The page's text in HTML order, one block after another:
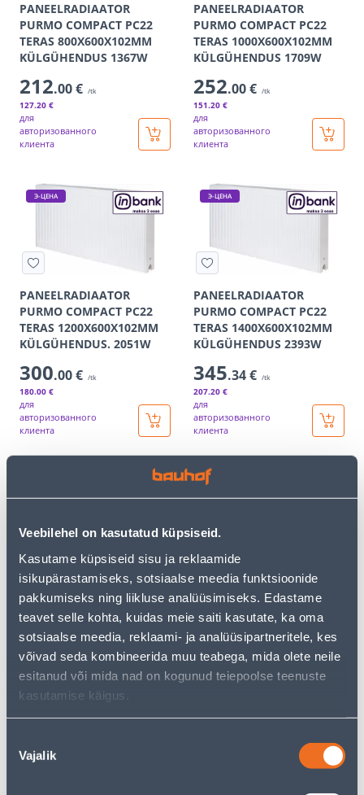
Veebilehel on kasutatud küpsiseid.
Kasutame küpsiseid sisu ja reklaamide
isikupärastamiseks, sotsiaalse meedia funktsioonide
pakkumiseks ning liikluse analüüsimiseks. Edastame
teavet selle kohta, kuidas meie saiti kasutate, ka oma
sotsiaalse meedia, reklaami- ja analüüsipartneritele, kes
võivad seda kombineerida muu teabega, mida olete neile
esitanud või mida nad on kogunud teiepoolse teenuste
kasutamise käigus.
valik
Vajalik
PANEELRADIAATOR
PURMO COMPACT PC22
TERAS 800X600X102MM
KÜLGÜHENDUS 1367W
212.00 € /tk
127.20 €
для
авторизованного
клиента
PANEELRADIAATOR
PURMO COMPACT PC22
TERAS 1000X600X102MM
KÜLGÜHENDUS 1709W
252.00 € /tk
151.20 €
для
авторизованного
клиента
Э-ЦЕНА
PANEELRADIAATOR
PURMO COMPACT PC22
TERAS 1200X600X102MM
KÜLGÜHENDUS. 2051W
300.00 € /tk
180.00 €
для
авторизованного
клиента
Э-ЦЕНА
PANEELRADIAATOR
PURMO COMPACT PC22
TERAS 1400X600X102MM
KÜLGÜHENDUS 2393W
345.34 € /tk
207.20 €
для
авторизованного
клиента
TERASRADIAATOR INVENA
K22 KÜLGÜHENDUSEGA
600X550X104MM 1010W
91.87 €
55.12 €
для
клиента
Э-ЦЕНА
TERASRADIAATOR INVENA
K22 KÜLGÜHENDUSEGA
800X550X104MM 1347W
119.87 €
71.92 €
для
Э-ЦЕНА